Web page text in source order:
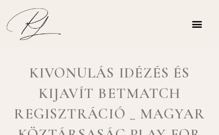
KIVONULÁS IDÉZÉS ÉS
KIJAVÍT BETMATCH
REGISZTRÁCIÓ _ MAGYAR